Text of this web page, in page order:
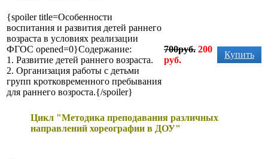
{spoiler title=Особенности
воспитания и развития детей раннего
возраста в условиях реализации
ФГОС opened=0}Содержание:
1. Развитие детей раннего возраста.
2. Организация работы с детьми
групп кротковременного пребывания
для раннего возроста.{/spoiler}
700руб. 200
руб.
Купить
Цикл "Методика преподавания различных
направлений хореографии в ДОУ"